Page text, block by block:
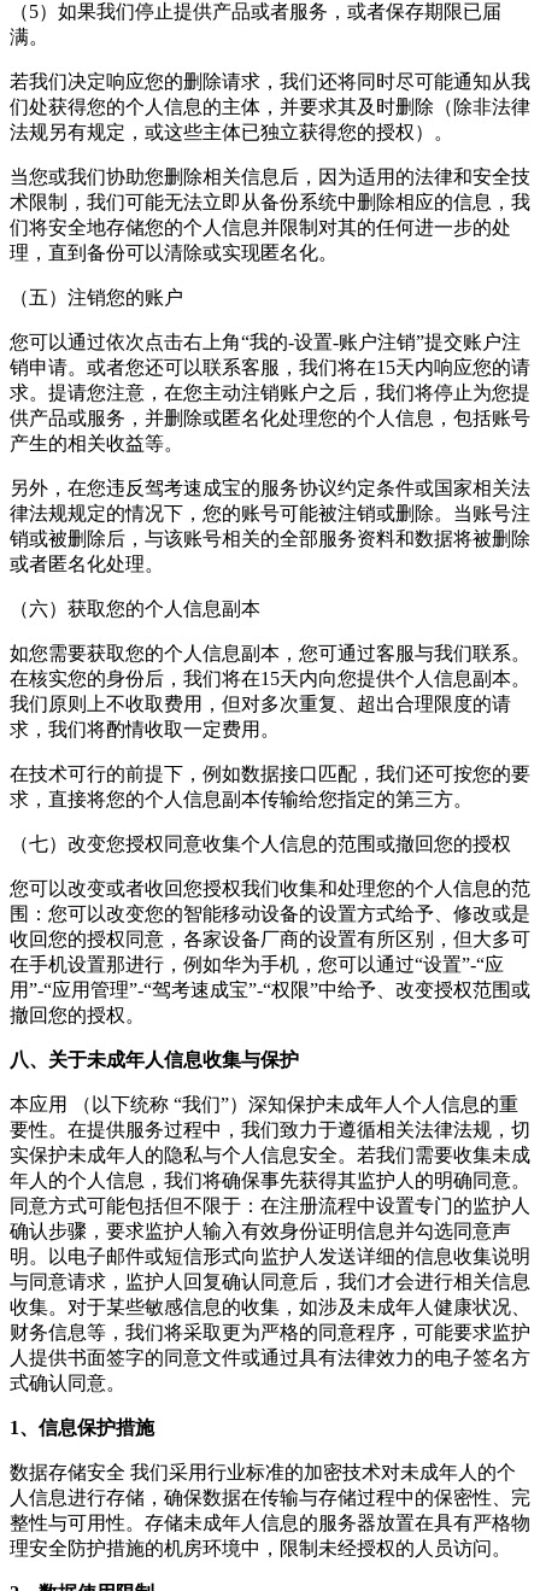
（5）如果我们停止提供产品或者服务，或者保存期限已届
满。
若我们决定响应您的删除请求，我们还将同时尽可能通知从我
们处获得您的个人信息的主体，并要求其及时删除（除非法律
法规另有规定，或这些主体已独立获得您的授权）。
当您或我们协助您删除相关信息后，因为适用的法律和安全技
术限制，我们可能无法立即从备份系统中删除相应的信息，我
们将安全地存储您的个人信息并限制对其的任何进一步的处
理，直到备份可以清除或实现匿名化。
（五）注销您的账户
您可以通过依次点击右上角“我的-设置-账户注销”提交账户注
销申请。或者您还可以联系客服，我们将在15天内响应您的请
求。提请您注意，在您主动注销账户之后，我们将停止为您提
供产品或服务，并删除或匿名化处理您的个人信息，包括账号
产生的相关收益等。
另外，在您违反驾考速成宝的服务协议约定条件或国家相关法
律法规规定的情况下，您的账号可能被注销或删除。当账号注
销或被删除后，与该账号相关的全部服务资料和数据将被删除
或者匿名化处理。
（六）获取您的个人信息副本
如您需要获取您的个人信息副本，您可通过客服与我们联系。
在核实您的身份后，我们将在15天内向您提供个人信息副本。
我们原则上不收取费用，但对多次重复、超出合理限度的请
求，我们将酌情收取一定费用。
在技术可行的前提下，例如数据接口匹配，我们还可按您的要
求，直接将您的个人信息副本传输给您指定的第三方。
（七）改变您授权同意收集个人信息的范围或撤回您的授权
您可以改变或者收回您授权我们收集和处理您的个人信息的范
围：您可以改变您的智能移动设备的设置方式给予、修改或是
收回您的授权同意，各家设备厂商的设置有所区别，但大多可
在手机设置那进行，例如华为手机，您可以通过“设置”-“应
用”-“应用管理”-“驾考速成宝”-“权限”中给予、改变授权范围或
撤回您的授权。
八、关于未成年人信息收集与保护
本应用 （以下统称 “我们”）深知保护未成年人个人信息的重
要性。在提供服务过程中，我们致力于遵循相关法律法规，切
实保护未成年人的隐私与个人信息安全。若我们需要收集未成
年人的个人信息，我们将确保事先获得其监护人的明确同意。
同意方式可能包括但不限于：在注册流程中设置专门的监护人
确认步骤，要求监护人输入有效身份证明信息并勾选同意声
明。以电子邮件或短信形式向监护人发送详细的信息收集说明
与同意请求，监护人回复确认同意后，我们才会进行相关信息
收集。对于某些敏感信息的收集，如涉及未成年人健康状况、
财务信息等，我们将采取更为严格的同意程序，可能要求监护
人提供书面签字的同意文件或通过具有法律效力的电子签名方
式确认同意。
1、信息保护措施
数据存储安全 我们采用行业标准的加密技术对未成年人的个
人信息进行存储，确保数据在传输与存储过程中的保密性、完
整性与可用性。存储未成年人信息的服务器放置在具有严格物
理安全防护措施的机房环境中，限制未经授权的人员访问。